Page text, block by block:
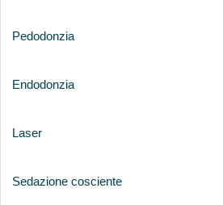
Pedodonzia
Endodonzia
Laser
Sedazione cosciente